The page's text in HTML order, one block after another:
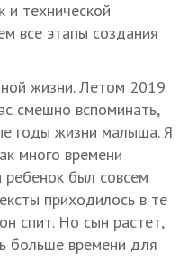
и технической
все этапы создания
жизни. Летом 2019
смешно вспоминать,
годы жизни малыша. Я
много времени
ребенок был совсем
приходилось в те
спит. Но сын растет,
больше времени для